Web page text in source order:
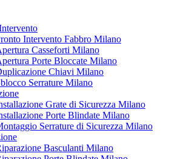
Intervento Fabbro Milano
Casseforti Milano
Porte Bloccate Milano
Chiavi Milano
Serrature Milano
Grate di Sicurezza Milano
Porte Blindate Milano
Serrature di Sicurezza Milano
Basculanti Milano